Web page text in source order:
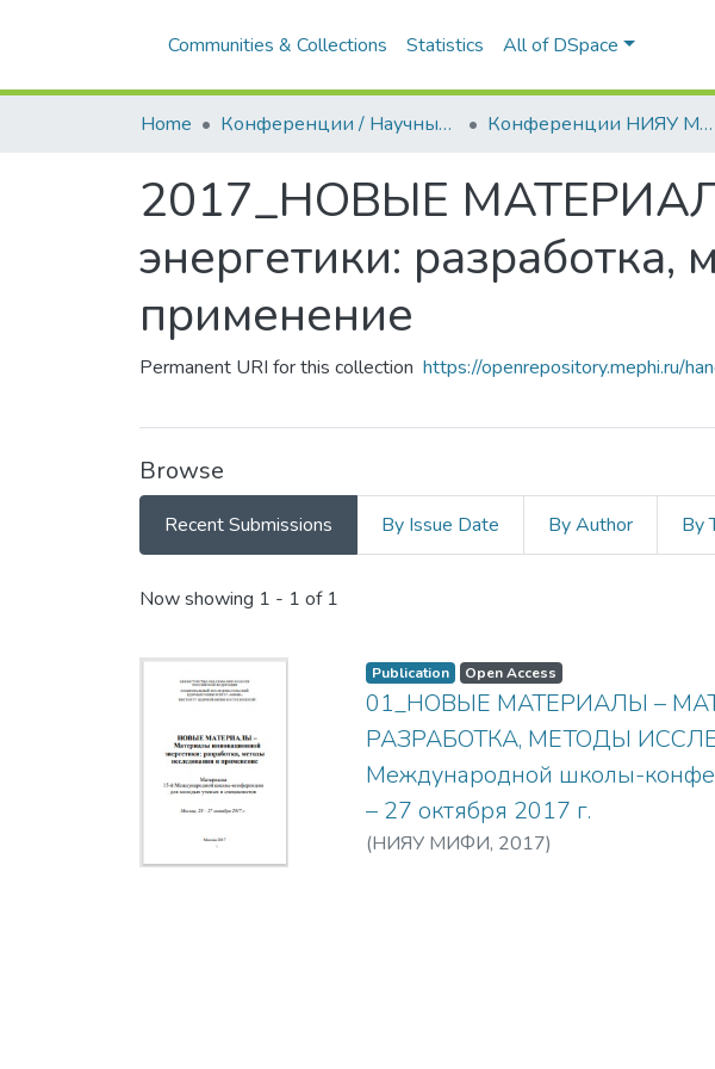
Communities & Collections Statistics All of DSpace
Home Конференции / Научные семинары Конференции НИЯУ МИФИ
2017_НОВЫЕ
энергетики:
применение
Permanent URI for this collection https://openrepository.mephi.ru/
Browse
Recent Submissions By Issue Date By Author By
Recent Submissions
Now showing 1 - 1 of 1
Publication Open Access
01_НОВЫЕ МАТЕРИАЛЫ –
РАЗРАБОТКА, МЕТОДЫ
Международной школы-
– 27 октября 2017 г.
(НИЯУ МИФИ, 2017)